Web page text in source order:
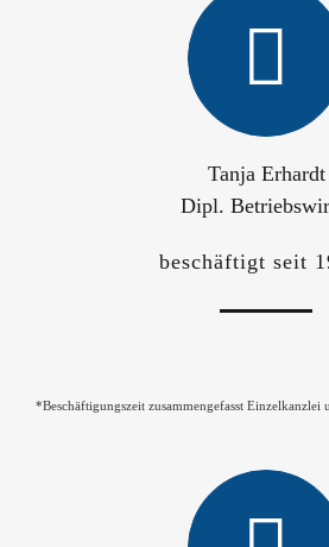
Tanja Erhardt
Dipl.
beschäftigt seit
*Beschäftigungszeit zusammengefasst Einzelkanzlei